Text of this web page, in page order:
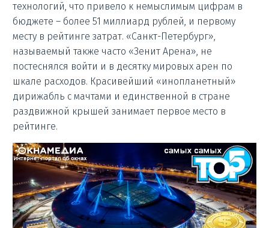
технологий, что привело к немыслимым цифрам в
бюджете – более 51 миллиард рублей, и первому
месту в рейтинге затрат. «Санкт-Петербург»,
называемый также часто «Зенит Арена», не
постеснялся войти и в десятку мировых арен по
шкале расходов. Красивейший «инопланетный»
дирижабль с мачтами и единственной в стране
раздвижной крышей занимает первое место в
рейтинге.